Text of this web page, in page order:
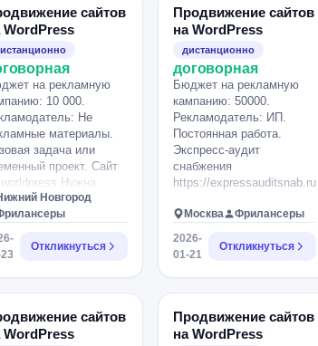
кейсы) Что будет входить
в вашу работу в первый
Стоимость вашей работы
в первый месяц и
последующие.
*Стоимость написали
примерную. Собираем
предложения Отклики
собираем только на
платформе!.
сайтов
WordPress
на рекламную
10 000.
Не
материалы.
задача или
проект. Сайт
Нужна
сайта
работ.
оптимизацию
данных,
Очистить
ревизии и
временных
Установка
Новгород
Откликнуться
Продвижение сайтов
на WordPress
дистанционно
договорная
Бюджет на рекламную
кампанию: 50000.
Рекламодатель: ИП.
Постоянная работа.
Экспресс-аудит
снабжения
https://expressauditsnab.ru/.
Москва
Фрилансеры
2026-
01-21
Откликнуться
сайтов
WordPress
Продвижение сайтов
на WordPress